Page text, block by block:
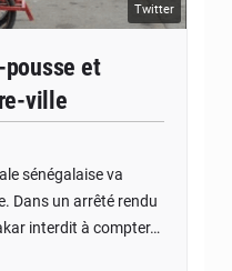
Twitter
pousse et
ville
sénégalaise va
Dans un arrêté rendu
interdit à compter…